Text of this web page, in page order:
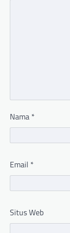
Nama *
Email *
Situs Web